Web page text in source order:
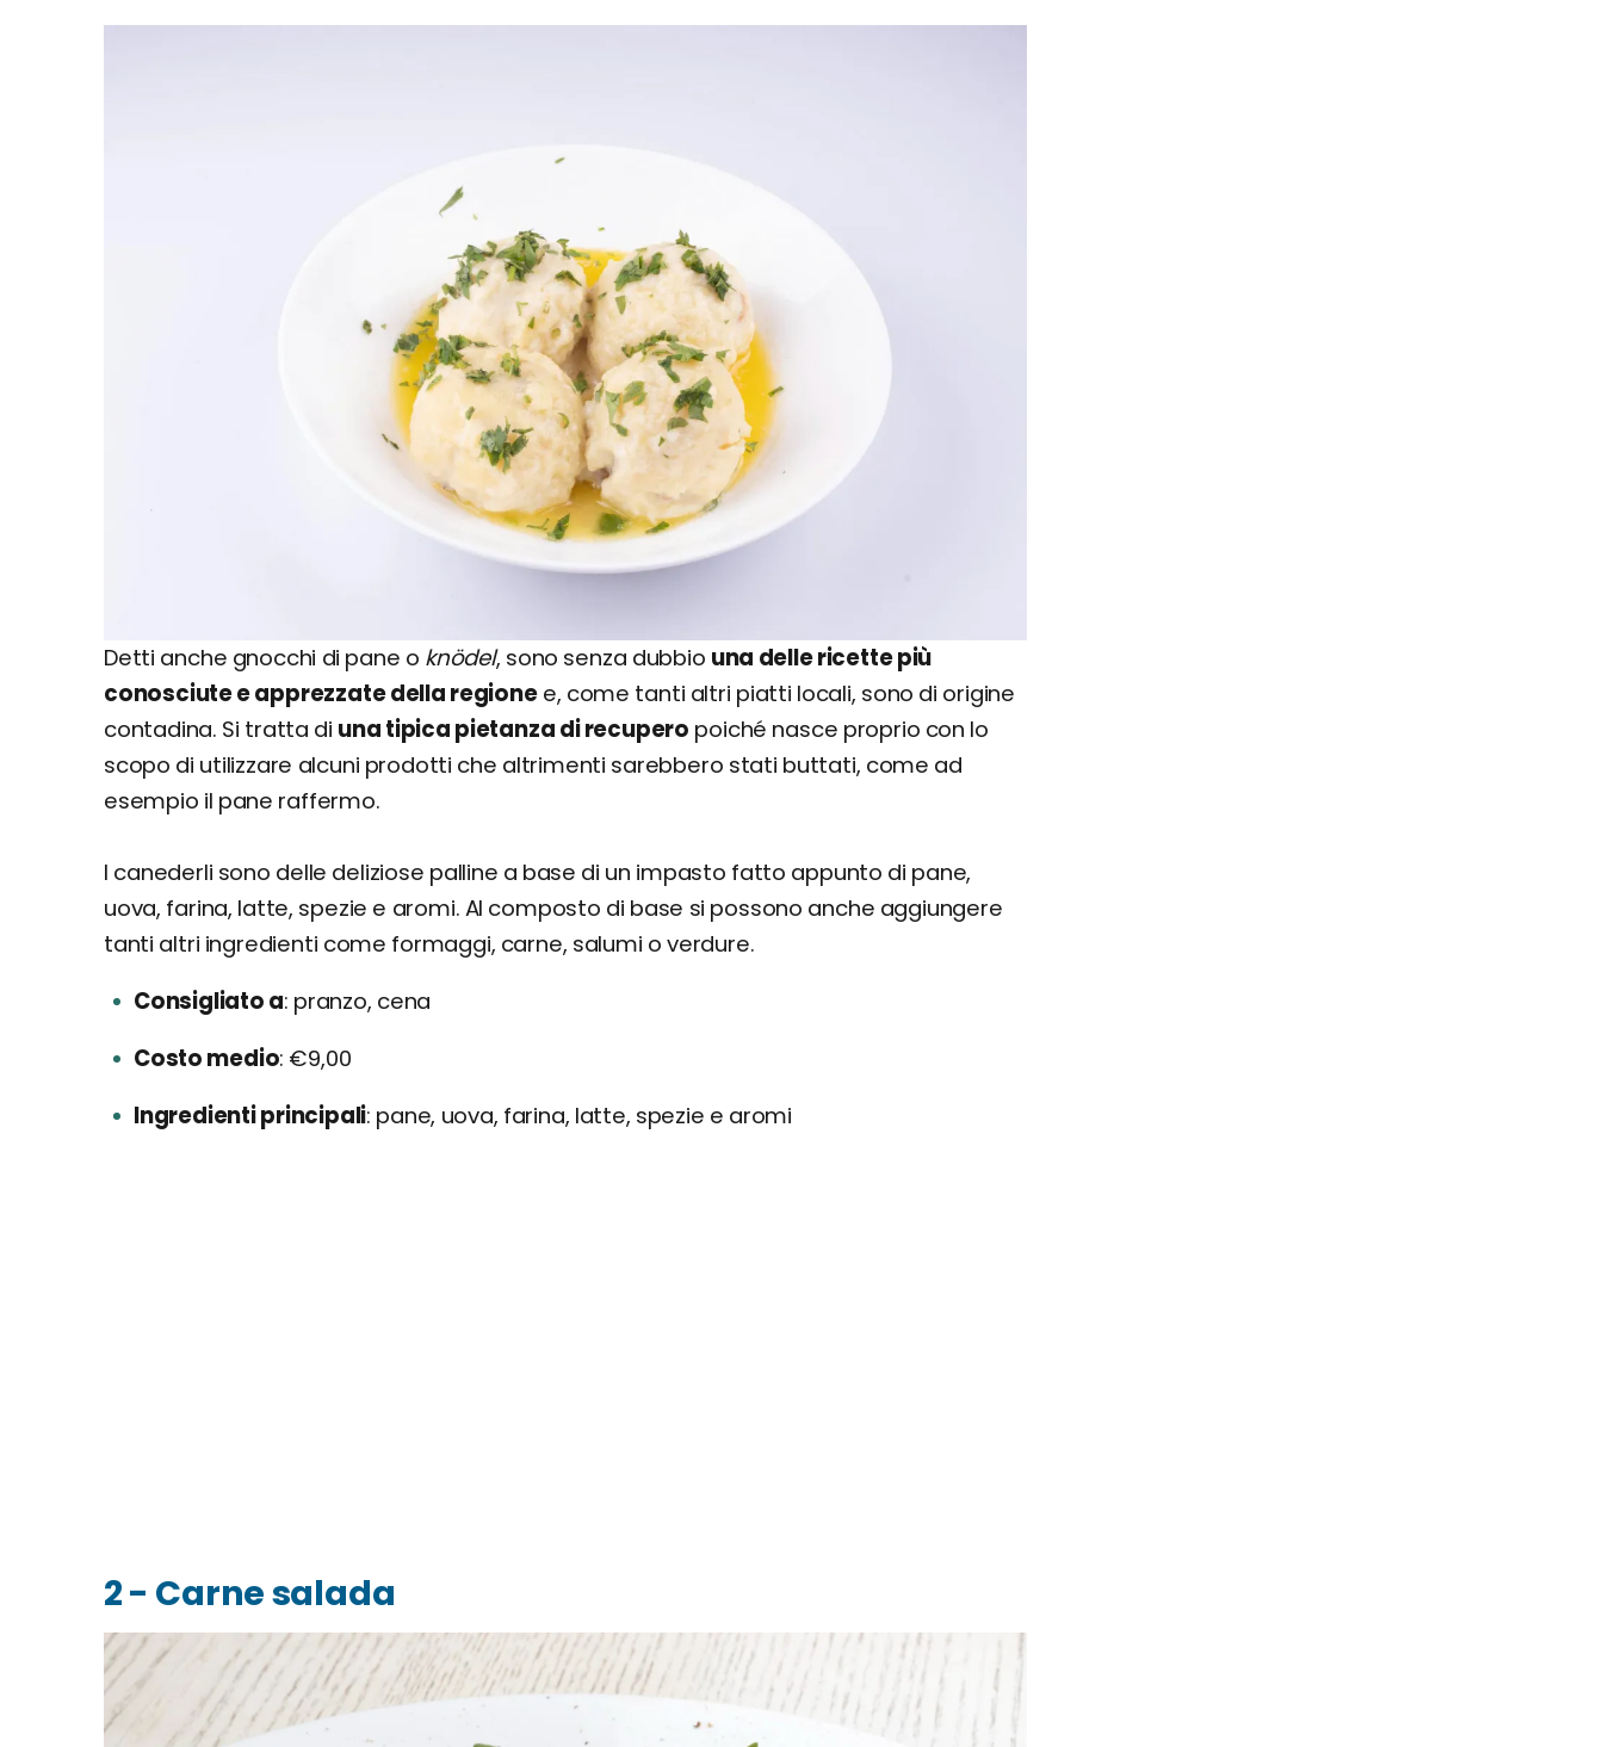
Detti anche gnocchi di pane o knödel, sono senza dubbio una delle ricette più
conosciute e apprezzate della regionee, come tanti altri piatti locali, sono di origine
contadina. Si tratta di una tipica pietanza di recupero poiché nasce proprio con lo
scopo di utilizzare alcuni prodotti che altrimenti sarebbero stati buttati, come ad
esempio il pane raffermo.
I canederli sono delle deliziose palline a base di un impasto fatto appunto di pane,
uova, farina, latte, spezie e aromi. Al composto di base si possono anche aggiungere
tanti altri ingredienti come formaggi, carne, salumi o verdure.
Consigliato a pranzo, cena
Costo medio €9,00
Ingredienti principali pane, uova, farina, latte, spezie e aromi
2 - Carne salada